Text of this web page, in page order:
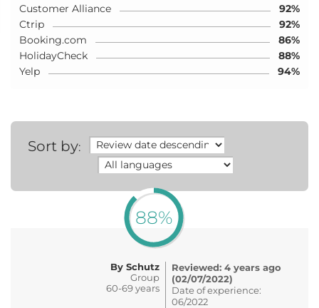
Customer Alliance
92%
Ctrip
92%
Booking.com
86%
HolidayCheck
88%
Yelp
94%
Sort by:
88%
By Schutz
Group
60-69 years
Reviewed: 4 years ago
(02/07/2022)
Date of experience:
06/2022